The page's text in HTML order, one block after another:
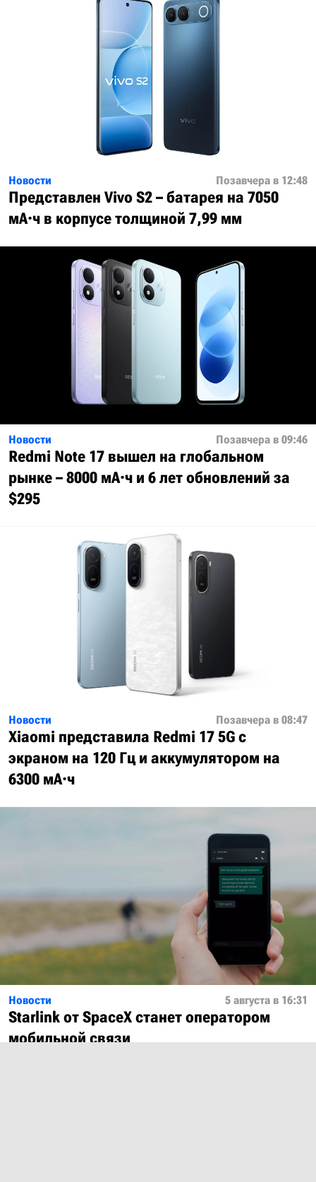
Новости Позавчера в 12:48
Представлен Vivo S2 – батарея на 7050
мА·ч в корпусе толщиной 7,99 мм
Новости Позавчера в 09:46
Redmi Note 17 вышел на глобальном
рынке – 8000 мА·ч и 6 лет обновлений за
$295
Новости Позавчера в 08:47
Xiaomi представила Redmi 17 5G с
экраном на 120 Гц и аккумулятором на
6300 мА·ч
Новости 5 августа в 16:31
Starlink от SpaceX станет оператором
мобильной связи